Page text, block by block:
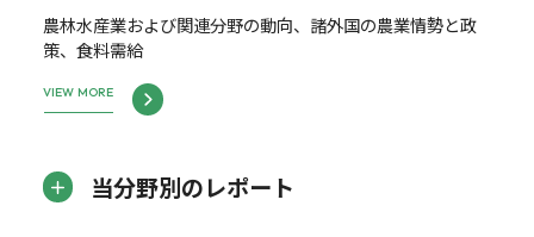
農林水産業および関連分野の動向、諸外国の農業情勢と政
策、食料需給
VIEW MORE
当分野別のレポート